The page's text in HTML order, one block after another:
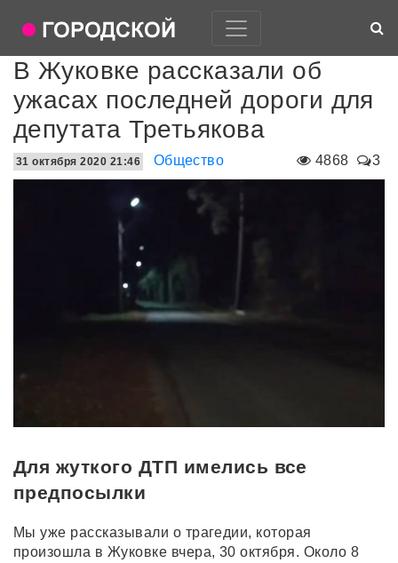
В Жуковке рассказали об
ужасах последней дороги для
депутата Третьякова
4868 3
31 октября 2020 21:46 Общество
Для жуткого ДТП имелись все
предпосылки
Мы уже рассказывали о трагедии, которая
произошла в Жуковке вчера, 30 октября. Около 8